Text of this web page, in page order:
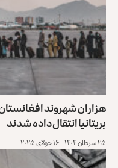
هزاران شهروند
‏بریتانیا انتقال داده شدند
۲۵ سرطان ۱۴۰۴ - ۱۶ جولای ۲۰۲۵